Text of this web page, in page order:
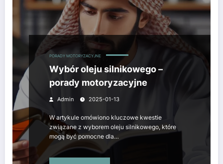
PORADY MOTORYZACYJNE
Wybór oleju silnikowego –
porady motoryzacyjne
Admin 2025-01-13
W artykule omówiono kluczowe kwestie
związane z wyborem oleju silnikowego, które
mogą być pomocne dla…